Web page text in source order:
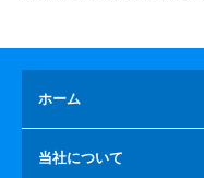
ホーム
当社について